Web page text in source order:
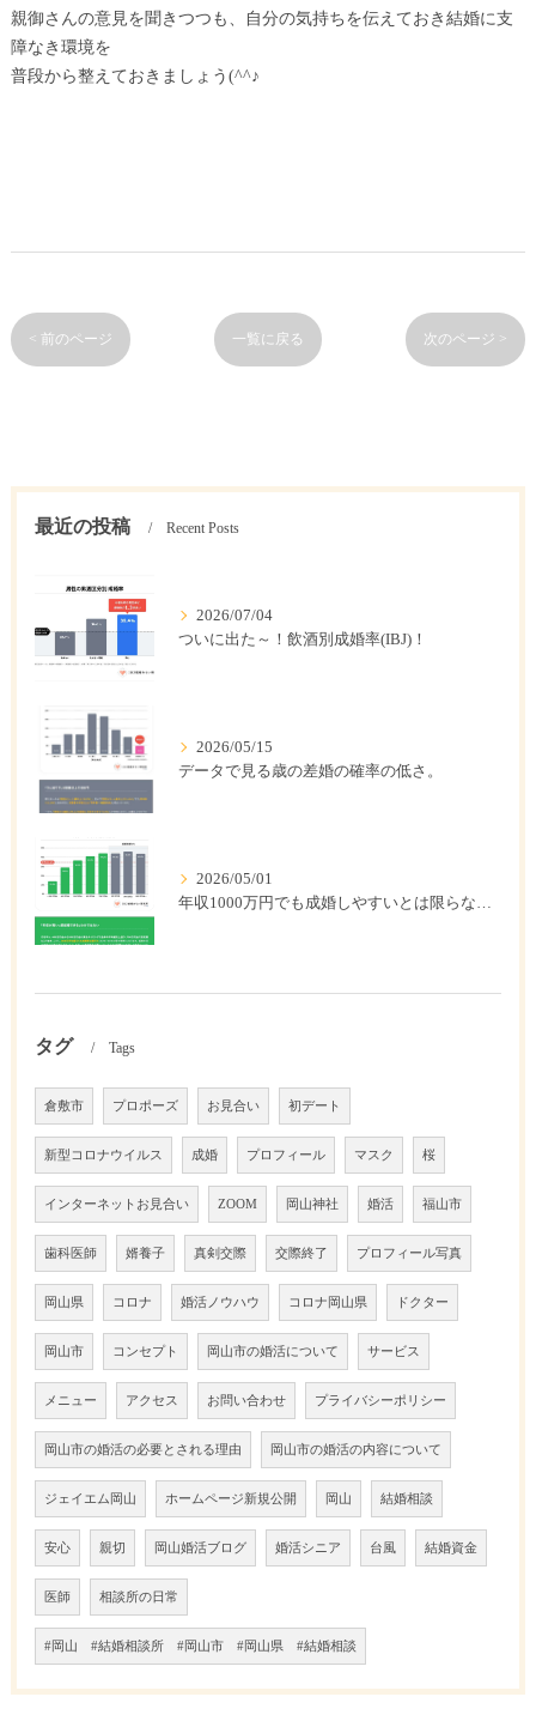
親御さんの意見を聞きつつも、自分の気持ちを伝えておき結婚に支
障なき環境を
普段から整えておきましょう(^^♪
< 前のページ 一覧に戻る 次のページ >
最近の投稿 Recent Posts
2026/07/04
ついに出た～！飲酒別成婚率(IBJ)！
2026/05/15
データで見る歳の差婚の確率の低さ。
2026/05/01
タグ Tags
倉敷市 プロポーズ お見合い 初デート
新型コロナウイルス 成婚 プロフィール マスク 桜
インターネットお見合い ZOOM 岡山神社 婚活 福山市
歯科医師 婿養子 真剣交際 交際終了 プロフィール写真
岡山県 コロナ 婚活ノウハウ コロナ岡山県 ドクター
岡山市 コンセプト 岡山市の婚活について サービス
メニュー アクセス お問い合わせ プライバシーポリシー
岡山市の婚活の必要とされる理由 岡山市の婚活の内容について
ジェイエム岡山 ホームページ新規公開 岡山 結婚相談
安心 親切 岡山婚活ブログ 婚活シニア 台風 結婚資金
医師 相談所の日常
#岡山 #結婚相談所 #岡山市 #岡山県 #結婚相談